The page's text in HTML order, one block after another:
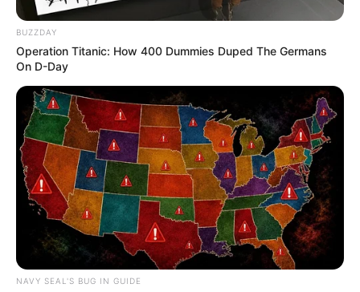
BUZZDAY
Operation Titanic: How 400 Dummies Duped The Germans
On D-Day
NAVY SEAL'S BUG IN GUIDE